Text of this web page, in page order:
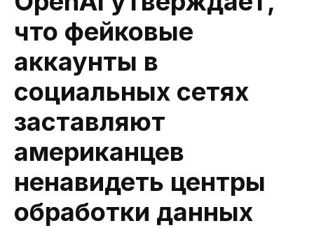
что фейковые
аккаунты в
социальных сетях
заставляют
американцев
ненавидеть центры
обработки данных